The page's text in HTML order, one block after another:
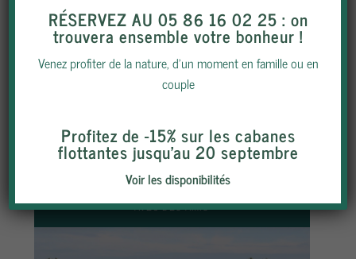
AVEC DES AMIS
RÉSERVEZ AU 05 86 16 02 25 : on
trouvera ensemble votre bonheur !
Venez profiter de la nature, d’un moment en famille ou en
couple
Profitez de -15% sur les cabanes
flottantes jusqu’au 20 septembre
Voir les disponibilités